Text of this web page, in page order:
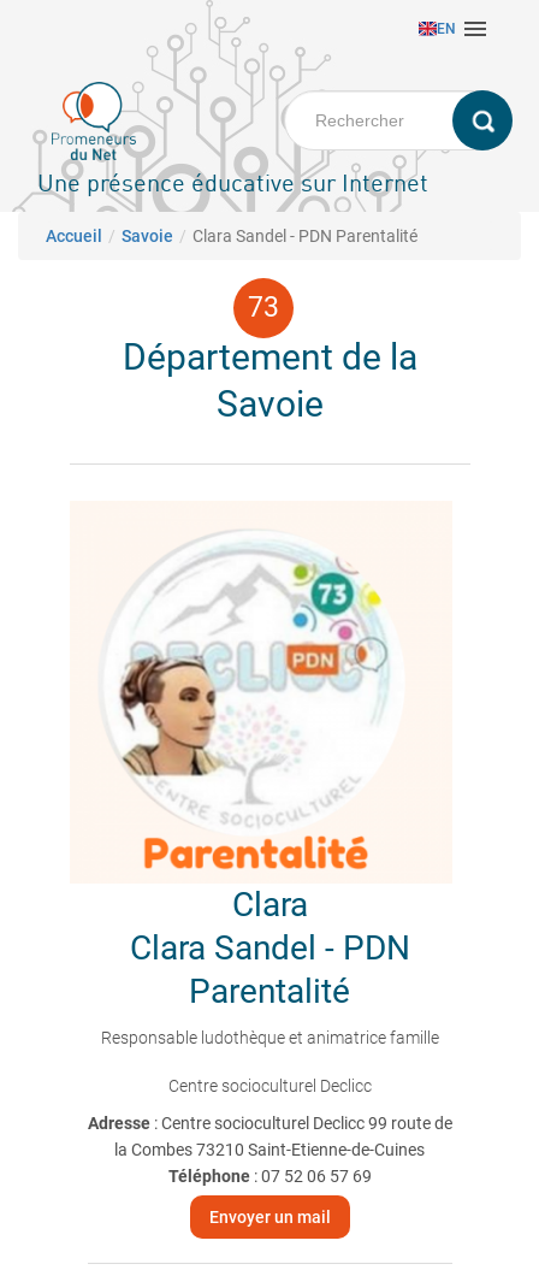
principal
EN 
Une présence éducative sur Internet
Fil d'Ariane
Accueil Savoie Clara Sandel - PDN Parentalité
Département de la
Savoie
Clara
Clara Sandel - PDN
Parentalité
Responsable ludothèque et animatrice famille
Centre socioculturel Declicc
Adresse : Centre socioculturel Declicc 99 route de
la Combes 73210 Saint-Etienne-de-Cuines
Téléphone:07 52 06 57 69
Envoyer un mail